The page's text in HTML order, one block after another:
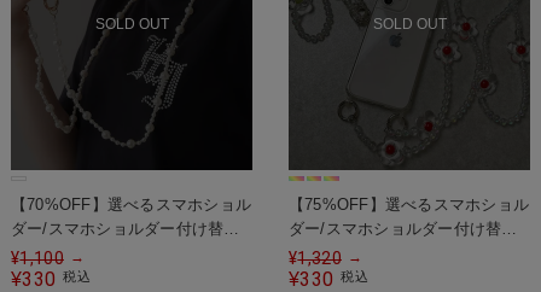
SOLD OUT
【70%OFF】選べるスマホショル
ダー/スマホショルダー付け替え
用ゴールドストラップ/パール＜
メール便対応＞
¥1,100 →
¥330 税込
SOLD OUT
【75%OFF】選べるスマホショル
ダー/スマホショルダー付け替え
用ストラップ/ビーズフラワー
¥1,320 →
¥330 税込